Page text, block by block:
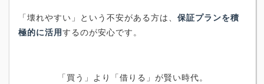
「壊れやすい」という不安がある方は、 保証プランを積
極的に活用するのが安心です。
「買う」より「借りる」が賢い時代。